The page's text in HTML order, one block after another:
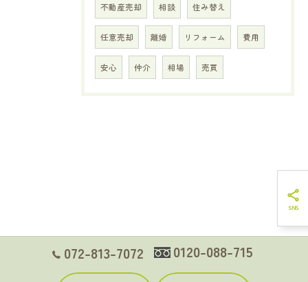
不動産売却 相談 住み替え
任意売却 離婚 リフォーム 費用
安心 仲介 相場 売買
072-813-7072 0120-088-715